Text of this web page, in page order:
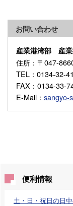
お問い合わせ
産業港湾部 産
住所 ：〒047-
TEL ：0134-32-
FAX ：0134-33-
E-Mail ： sangyo-
便利情報
土・日・祝日の日